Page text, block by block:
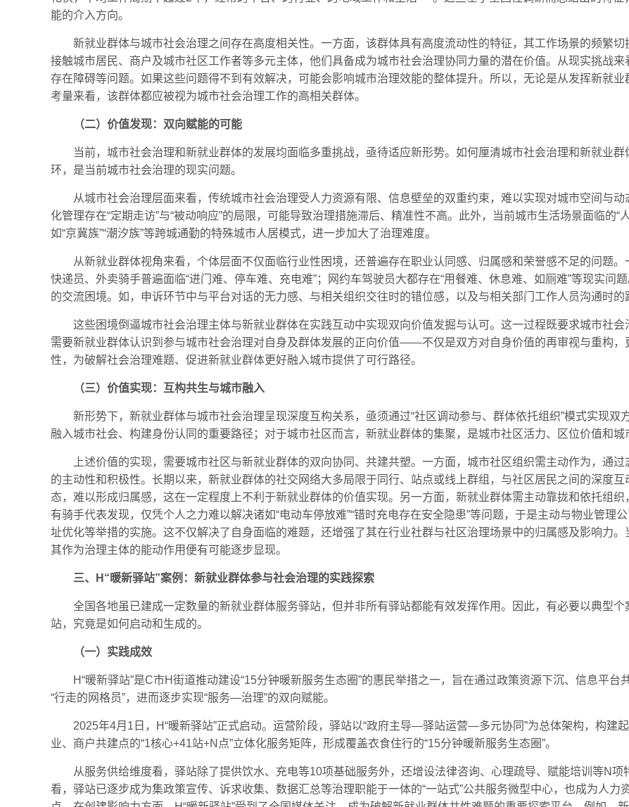
能的介入方向。
新就业群体与城市社会治理之间存在高度相关性。一方面，该群体具有高度流动性的特征，其工作场景的频繁
接触城市居民、商户及城市社区工作者等多元主体，他们具备成为城市社会治理协同力量的潜在价值。从现实挑战
存在障碍等问题。如果这些问题得不到有效解决，可能会影响城市治理效能的整体提升。所以，无论是从发挥新就
考量来看，该群体都应被视为城市社会治理工作的高相关群体。
（二）价值发现：双向赋能的可能
当前，城市社会治理和新就业群体的发展均面临多重挑战，亟待适应新形势。如何厘清城市社会治理和新就业
环，是当前城市社会治理的现实问题。
从城市社会治理层面来看，传统城市社会治理受人力资源有限、信息壁垒的双重约束，难以实现对城市空间与
化管理存在“定期走访”与“被动响应”的局限，可能导致治理措施滞后、精准性不高。此外，当前城市生活场景面临的
如“京冀族”“潮汐族”等跨城通勤的特殊城市人居模式，进一步加大了治理难度。
从新就业群体视角来看，个体层面不仅面临行业性困境，还普遍存在职业认同感、归属感和荣誉感不足的问题
快递员、外卖骑手普遍面临“进门难、停车难、充电难”；网约车驾驶员大都存在“用餐难、休息难、如厕难”等现实问
的交流困境。如，申诉环节中与平台对话的无力感、与相关组织交往时的错位感，以及与相关部门工作人员沟通时的
这些困境倒逼城市社会治理主体与新就业群体在实践互动中实现双向价值发掘与认可。这一过程既要求城市社
需要新就业群体认识到参与城市社会治理对自身及群体发展的正向价值——不仅是双方对自身价值的再审视与重构
性，为破解社会治理难题、促进新就业群体更好融入城市提供了可行路径。
（三）价值实现：互构共生与城市融入
新形势下，新就业群体与城市社会治理呈现深度互构关系，亟须通过“社区调动参与、群体依托组织”模式实现
融入城市社会、构建身份认同的重要路径；对于城市社区而言，新就业群体的集聚，是城市社区活力、区位价值和城
上述价值的实现，需要城市社区与新就业群体的双向协同、共建共塑。一方面，城市社区组织需主动作为，通
的主动性和积极性。长期以来，新就业群体的社交网络大多局限于同行、站点或线上群组，与社区居民之间的深度
态，难以形成归属感，这在一定程度上不利于新就业群体的价值实现。另一方面，新就业群体需主动靠拢和依托组
有骑手代表发现，仅凭个人之力难以解决诸如“电动车停放难”“错时充电存在安全隐患”等问题，于是主动与物业管理
址优化等举措的实施。这不仅解决了自身面临的难题，还增强了其在行业社群与社区治理场景中的归属感及影响力
其作为治理主体的能动作用便有可能逐步显现。
三、H“暖新驿站”案例：新就业群体参与社会治理的实践探索
全国各地虽已建成一定数量的新就业群体服务驿站，但并非所有驿站都能有效发挥作用。因此，有必要以典型
站，究竟是如何启动和生成的。
（一）实践成效
H“暖新驿站”是C市H街道推动建设“15分钟暖新服务生态圈”的惠民举措之一，旨在通过政策资源下沉、信息平
“行走的网格员”，进而逐步实现“服务—治理”的双向赋能。
2025年4月1日，H“暖新驿站”正式启动。运营阶段，驿站以“政府主导—驿站运营—多元协同”为总体架构，构建
业、商户共建点的“1核心+41站+N点”立体化服务矩阵，形成覆盖衣食住行的“15分钟暖新服务生态圈”。
从服务供给维度看，驿站除了提供饮水、充电等10项基础服务外，还增设法律咨询、心理疏导、赋能培训等N
看，驿站已逐步成为集政策宣传、诉求收集、数据汇总等治理职能于一体的“一站式”公共服务微型中心，也成为人